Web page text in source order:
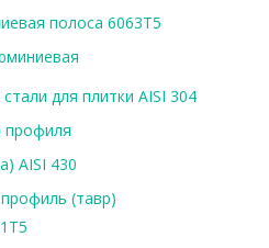
полоса 6063Т5
для плитки AISI 304
профиля
AISI 430
(тавр)